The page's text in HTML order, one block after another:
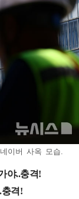
이버 사옥 모습.